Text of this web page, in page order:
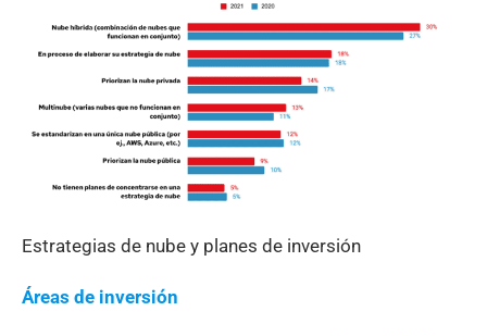
Estrategias de nube y planes de inversión
Áreas de inversión